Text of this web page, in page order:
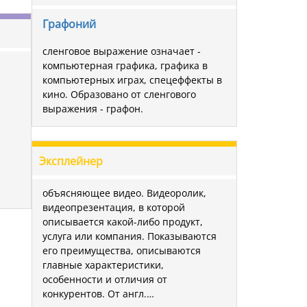
Графоний
сленговое выражение означает -
компьютерная графика, графика в
компьютерных играх, спецеффекты в
кино. Образовано от сленгового
выражения - графон.
Эксплейнер
объясняющее видео. Видеоролик,
видеопрезентация, в которой
описывается какой-либо продукт,
услуга или компания. Показываются
его преимущества, описываются
главные характеристики,
особенности и отличия от
конкурентов. От англ.…